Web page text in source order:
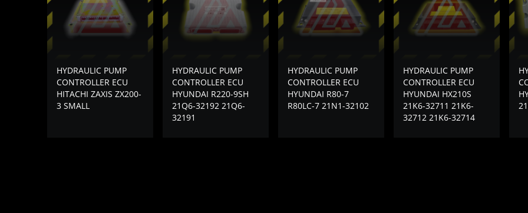
HYDRAULIC PUMP
CONTROLLER ECU
HITACHI ZAXIS ZX200-
3 SMALL
HYDRAULIC PUMP
CONTROLLER ECU
HYUNDAI R220-9SH
21Q6-32192 21Q6-
32191
HYDRAULIC PUMP
CONTROLLER ECU
HYUNDAI R80-7
R80LC-7 21N1-32102
HYDRAULIC PUMP
CONTROLLER ECU
HYUNDAI HX210S
21K6-32711 21K6-
32712 21K6-32714